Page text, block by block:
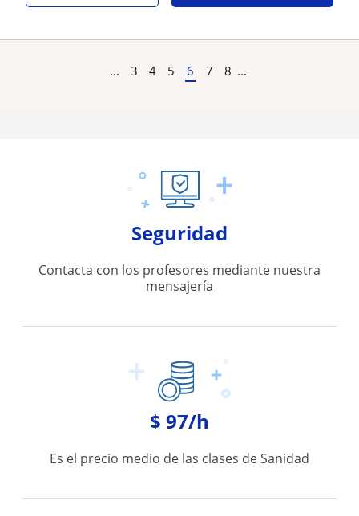
... 3 4 5 6 7 8 ...
Seguridad
Contacta con los profesores mediante nuestra
mensajería
$ 97/h
Es el precio medio de las clases de Sanidad